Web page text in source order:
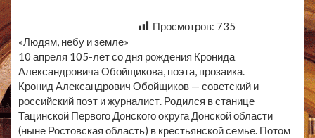
Просмотров: 735
«Людям, небу и земле»
10 апреля 105-лет со дня рождения Кронида
Александровича Обойщикова, поэта, прозаика.
Кронид Александрович Обойщиков — советский и
российский поэт и журналист. Родился в станице
Тацинской Первого Донского округа Донской области
(ныне Ростовская область) в крестьянской семье. Потом